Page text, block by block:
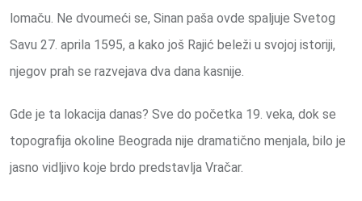
lomaču. Ne dvoumeći se, Sinan paša ovde spaljuje Svetog
Savu 27. aprila 1595, a kako još Rajić beleži u svojoj istoriji,
njegov prah se razvejava dva dana kasnije.
Gde je ta lokacija danas? Sve do početka 19. veka, dok se
topografija okoline Beograda nije dramatično menjala, bilo je
jasno vidljivo koje brdo predstavlja Vračar.